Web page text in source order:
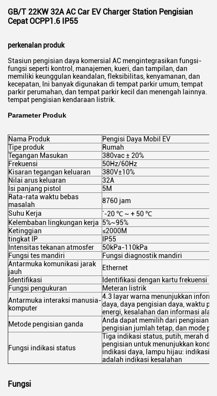
GB/T 22KW 32A AC Car EV Charger Station Pengisian
Cepat OCPP1.6 IP55
perkenalan produk
Stasiun pengisian daya komersial AC mengintegrasikan fungsi-
fungsi seperti kontrol, manajemen, kueri, dan tampilan, dan
memiliki keunggulan keandalan, fleksibilitas, kenyamanan, dan
kecepatan, Ini banyak digunakan di tempat parkir umum, tempat
parkir perumahan, dan tempat parkir kecil dan menengah lainnya.
tempat pengisian kendaraan listrik.
Parameter Produk
Nama Produk
Pengisi Daya Mobil EV
Tipe produk
Rumah
Tegangan Masukan
380vac ± 20%
Frekuensi
50Hz/60Hz
Kisaran tegangan keluaran
380V±10%
Nilai arus keluaran
32A
Isi panjang pistol
5M
Rata-rata waktu bebas
masalah
8760 jam
Suhu Kerja
`-20 ℃ ~ + 50 ℃
Kelembaban lingkungan kerja 5%~95%
Ketinggian
≤2000M
tingkat IP
IP55
Intensitas tekanan atmosfer
50kPa-110kPa
Fungsi tes mandiri
Fungsi diagnostik mandiri
Antarmuka komunikasi jarak
jauh
Ethernet
Identifikasi
Identifikasi dengan kartu frekuensi
Fungsi pengukuran
Meteran listrik
Antarmuka interaksi manusia-
komputer
4.3 layar warna menunjukkan
daya, daya pengisian daya, waktu
energi, kesalahan dan informasi
Metode pengisian ganda
Anda dapat memilih dari pengisian
pengisian jumlah tetap, dan mode
Fungsi indikasi status
Tiga indikasi status, putih, merah
pengisian untuk menunjukkan
indikasi daya, lampu hijau: indikasi
adalah indikasi kesalahan
Fungsi